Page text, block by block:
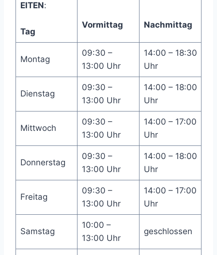
EITEN:
Tag
Vormittag Nachmittag
Montag
09:30 –
13:00 Uhr
14:00 – 18:30
Uhr
Dienstag
09:30 –
13:00 Uhr
14:00 – 18:00
Uhr
Mittwoch
09:30 –
13:00 Uhr
14:00 – 17:00
Uhr
Donnerstag
09:30 –
13:00 Uhr
14:00 – 18:00
Uhr
Freitag
09:30 –
13:00 Uhr
14:00 – 17:00
Uhr
Samstag
10:00 –
13:00 Uhr
geschlossen